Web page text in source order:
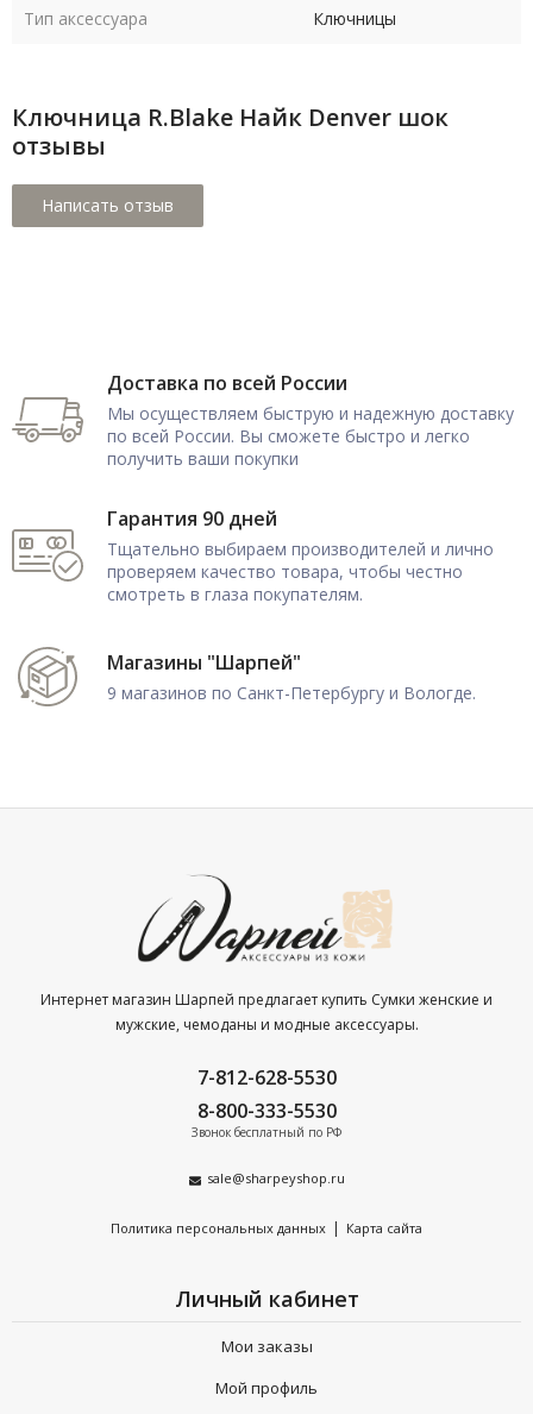
Тип аксессуара Ключницы
Ключница R.Blake Найк Denver шок
отзывы
Доставка по всей России
Мы осуществляем быструю и надежную доставку
по всей России. Вы сможете быстро и легко
получить ваши покупки
Гарантия 90 дней
Тщательно выбираем производителей и лично
проверяем качество товара, чтобы честно
смотреть в глаза покупателям.
Магазины "Шарпей"
9 магазинов по Санкт-Петербургу и Вологде.
Интернет магазин Шарпей предлагает купить Сумки женские и
мужские, чемоданы и модные аксессуары.
7-812-628-5530
8-800-333-5530
Звонок бесплатный по РФ
sale@sharpeyshop.ru
Политика персональных данных | Карта сайта
Личный кабинет
Мои заказы
Мой профиль